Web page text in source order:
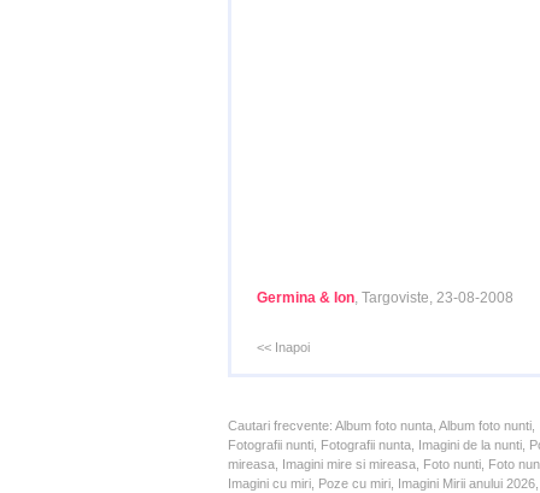
Germina & Ion, Targoviste, 23-08-2008
<< Inapoi
Cautari frecvente: Album foto nunta, Album foto
Fotografii nunti, Fotografii nunta, Imagini de la nunti,
mireasa, Imagini mire si mireasa, Foto nunti, Foto
Imagini cu miri, Poze cu miri, Imagini Mirii anului